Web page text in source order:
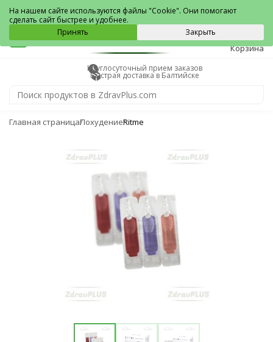
Балтийск
0
Корзина
Круглосуточный прием заказов
Быстрая доставка в Балтийске
Главная страницаПохудениеRitme
На нашем сайте используются файлы "Cookie". Они помогают
сделать сайт быстрее и удобнее.
Принять
Закрыть